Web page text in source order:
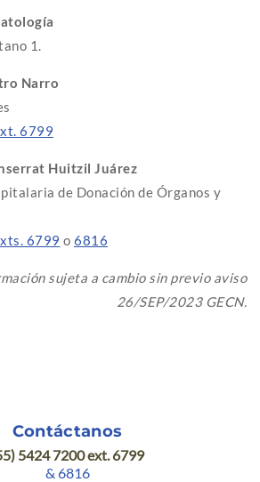
1.
Narro
6799
Huitzil Juárez
de Donación de Órganos y
6799 o 6816
sujeta a cambio sin previo aviso
26/SEP/2023 GECN.
Contáctanos
5424 7200 ext. 6799
& 6816